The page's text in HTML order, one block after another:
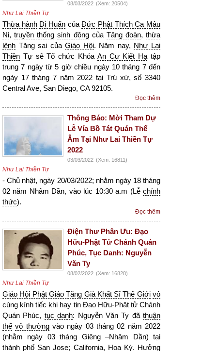
08/03/2022 (Xem: 20504)
Như Lai Thiền Tự
Thừa hành Di Huấn củaĐức Phật Thích Ca Mâu
Ni,truyền thống sinh độngcủa Tăng đoàn, thừa
lệnh Tăng sai củaGiáo Hội. Năm nay, Như Lai
Thiền Tự sẽ Tổ chức Khóa An Cư Kiết Hạtập
trung 7 ngày từ 5 giờ chiều ngày 10 tháng 7 đến
ngày 17 tháng 7 năm 2022 tại Trú xứ, số 3340
Central Ave, San Diego, CA 92105.
Đọc thêm
Thông Báo: Mời Tham Dự
Lễ Vía Bồ Tát Quán Thế
Âm Tại Như Lai Thiền Tự
2022
03/03/2022 (Xem: 16811)
Như Lai Thiền Tự
- Chủ nhật, ngày 20/03/2022; nhằm ngày 18 tháng
02 năm Nhâm Dần, vào lúc 10:30 a.m (Lễ chính
thức).
Đọc thêm
Điện Thư Phân Ưu: Đạo
Hữu-Phật Tử Chánh Quán
Phúc, Tục Danh: Nguyễn
Văn Ty
08/02/2022 (Xem: 16828)
Như Lai Thiền Tự
Giáo Hội Phật Giáo Tăng Già Khất Sĩ Thế Giới vô
cùng kính tiếc khi hay tinĐạo Hữu-Phật tử Chánh
Quán Phúc, tục danh: Nguyễn Văn Ty đã thuận
thế vô thườngvào ngày 03 tháng 02 năm 2022
(nhằm ngày 03 tháng Giêng –Nhâm Dần) tại
thành phố San Jose; California, Hoa Kỳ. Hưởng